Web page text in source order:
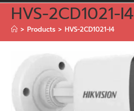
HVS-2CD1021-I4
> Products > HVS-2CD1021-I4